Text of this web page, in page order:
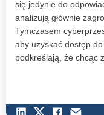
się jedynie do
analizują głównie
Tymczasem
aby uzyskać dostęp
podkreślają, że chcąc